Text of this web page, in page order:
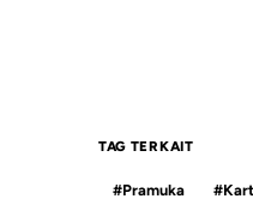
TAG TERKAIT
#Pramuka